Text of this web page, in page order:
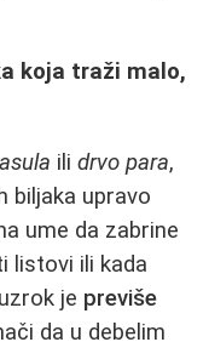
koja traži malo,
ili drvo para,
biljaka upravo
ume da zabrine
listovi ili kada
je previše
da u debelim